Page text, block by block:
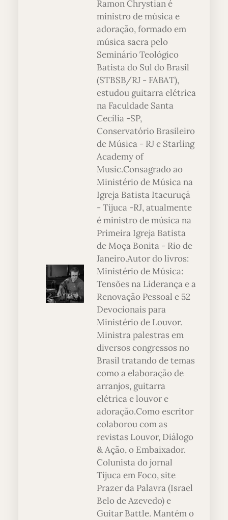
Ramon Chrystian é
ministro de música e
adoração, formado em
música sacra pelo
Seminário Teológico
Batista do Sul do Brasil
(STBSB/RJ - FABAT),
estudou guitarra elétrica
na Faculdade Santa
Cecília -SP,
Conservatório Brasileiro
de Música - RJ e Starling
Academy of
Music.Consagrado ao
Ministério de Música na
Igreja Batista Itacuruçá
- Tijuca -RJ, atualmente
é ministro de música na
Primeira Igreja Batista
de Moça Bonita - Rio de
Janeiro.Autor do livros:
Ministério de Música:
Tensões na Liderança e a
Renovação Pessoal e 52
Devocionais para
Ministério de Louvor.
Ministra palestras em
diversos congressos no
Brasil tratando de temas
como a elaboração de
arranjos, guitarra
elétrica e louvor e
adoração.Como escritor
colaborou com as
revistas Louvor, Diálogo
& Ação, o Embaixador.
Colunista do jornal
Tijuca em Foco, site
Prazer da Palavra (Israel
Belo de Azevedo) e
Guitar Battle. Mantém o